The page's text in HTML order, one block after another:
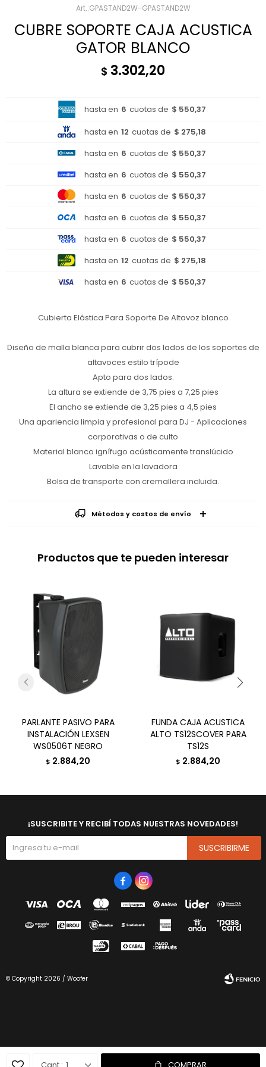
GPASTAND2W-GPASTAND2W
CUBRE SOPORTE CAJA ACUSTICA
GATOR BLANCO
$ 3.302,20
hasta en 6 cuotas de $ 550,37
hasta en 12 cuotas de $ 275,18
hasta en 6 cuotas de $ 550,37
hasta en 6 cuotas de $ 550,37
hasta en 6 cuotas de $ 550,37
hasta en 6 cuotas de $ 550,37
hasta en 6 cuotas de $ 550,37
hasta en 12 cuotas de $ 275,18
hasta en 6 cuotas de $ 550,37
Cubierta Elástica Para Soporte De Altavoz blanco
Diseño de malla blanca para cubrir dos lados de los soportes de
altavoces estilo trípode
Apto para dos lados.
La altura se extiende de 3,75 pies a 7,25 pies
El ancho se extiende de 3,25 pies a 4,5 pies
Una apariencia limpia y profesional para DJ - Aplicaciones
corporativas o de culto
Material blanco ignífugo acústicamente translúcido
Lavable en la lavadora
Bolsa de transporte con cremallera incluida.
Métodos y costos de envío
Productos que te pueden interesar
PARLANTE PASIVO PARA
INSTALACIÓN LEXSEN
WS0506T NEGRO
$ 2.884,20
FUNDA CAJA ACUSTICA
ALTO TS12SCOVER PARA
TS12S
$ 2.884,20
¡SUSCRIBITE Y RECIBÍ TODAS NUESTRAS NOVEDADES!
SUSCRIBIRME
 
© Copyright 2026 / Woofer